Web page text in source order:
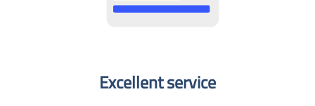
Excellent service